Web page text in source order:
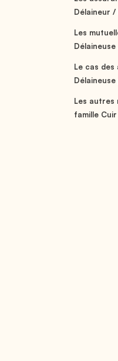
Délaineur /
Les
Délaineuse
Le cas des
Les autres
famille